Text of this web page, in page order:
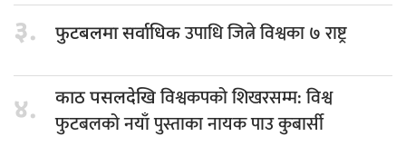
३. फुटबलमा सर्वाधिकउपाधि जित्ने विश्वका ७ राष्ट्र
४. काठ पसलदेखिविश्वकपको शिखरसम्म: विश्व
फुटबलको नयाँ पुस्ताका नायक पाउ कुबार्सी